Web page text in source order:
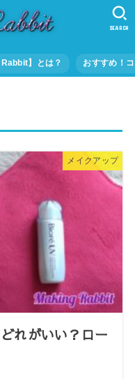
】とは？ おすすめ！
SEARCH
メイクアップ
れがいい？ロー